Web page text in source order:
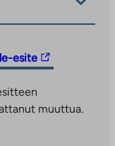
esite
muuttua.